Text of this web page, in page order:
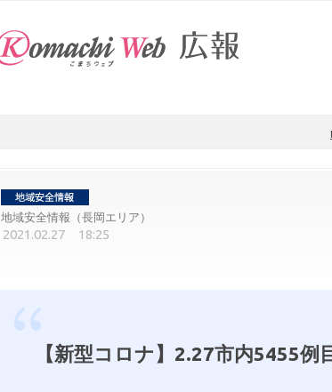
地域安全情報（長岡エリア）
2021.02.27 18:25
【新型コロナ】2.27市内5455例